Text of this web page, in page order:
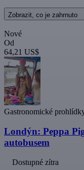
Zobrazit, co je zahrnuto
Nové
Od
64,21 US$
Gastronomické
Londýn: Peppa
autobusem
Dostupné zítra